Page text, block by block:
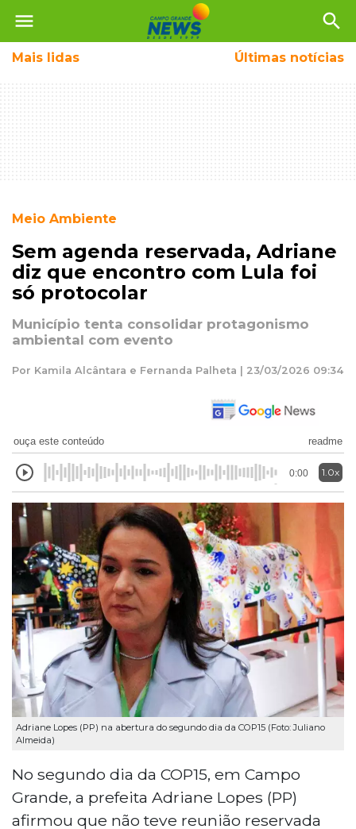
menu search
Mais lidas Últimas notícias
Meio Ambiente
Sem agenda reservada, Adriane
diz que encontro com Lula foi
só protocolar
Município tenta consolidar protagonismo
ambiental com evento
Por Kamila Alcântara e Fernanda Palheta | 23/03/2026 09:34
ouça este conteúdo readme
0:00 1.0x
Adriane Lopes (PP) na abertura do segundo dia da COP15 (Foto: Juliano
Almeida)
No segundo dia da COP15, em Campo
Grande, a prefeita Adriane Lopes (PP)
afirmou que não teve reunião reservada